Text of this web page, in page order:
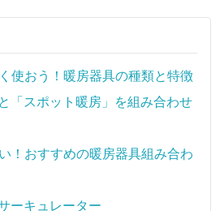
使おう！暖房器具の種類と特徴
「スポット暖房」を組み合わせ
！おすすめの暖房器具組み合わ
ーキュレーター